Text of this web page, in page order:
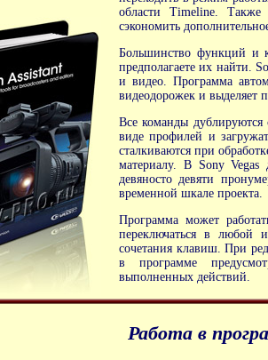
области Timeline.
сэкономить
Большинство функций и
предполагаете их найти.
и видео. Программа
видеодорожек и выделяет
Все команды дублируются
виде профилей и
сталкиваются при
материалу. В Sony Vegas
девяносто девяти
временной шкале проекта.
Программа может
переключаться в любой
сочетания клавиш. При
в программе
выполненных действий.
Работа в